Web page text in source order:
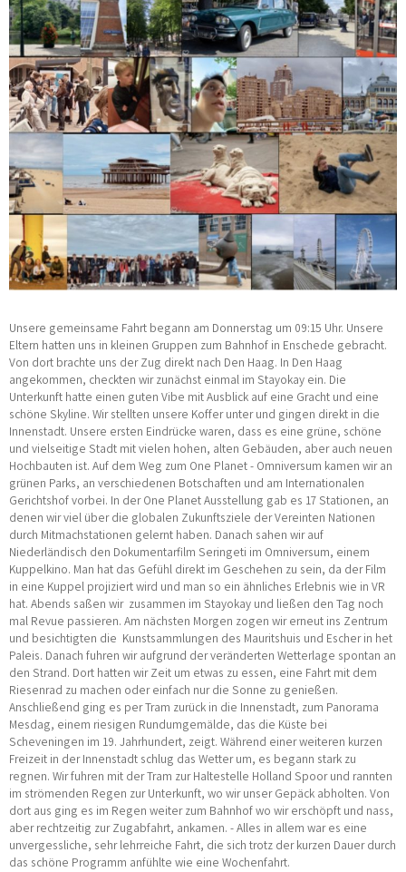
Unsere gemeinsame Fahrt begann am Donnerstag um 09:15 Uhr. Unsere
Eltern hatten uns in kleinen Gruppen zum Bahnhof in Enschede gebracht.
Von dort brachte uns der Zug direkt nach Den Haag. In Den Haag
angekommen, checkten wir zunächst einmal im Stayokay ein. Die
Unterkunft hatte einen guten Vibe mit Ausblick auf eine Gracht und eine
schöne Skyline. Wir stellten unsere Koffer unter und gingen direkt in die
Innenstadt. Unsere ersten Eindrücke waren, dass es eine grüne, schöne
und vielseitige Stadt mit vielen hohen, alten Gebäuden, aber auch neuen
Hochbauten ist. Auf dem Weg zum One Planet - Omniversum kamen wir an
grünen Parks, an verschiedenen Botschaften und am Internationalen
Gerichtshofvorbei. In derOne Planet Ausstellung gab es 17 Stationen, an
denen wir viel über die globalen Zukunftsziele der Vereinten Nationen
durch Mitmachstationen gelernt haben. Danach sahen wir auf
Niederländisch den Dokumentarfilm Seringeti im Omniversum, einem
Kuppelkino. Man hat das Gefühl direkt im Geschehen zu sein, da der Film
in eine Kuppel projiziert wird und man so ein ähnliches Erlebnis wie in VR
hat. Abends saßen wir zusammen im Stayokay und ließen den Tag noch
mal Revue passieren. Am nächsten Morgen zogen wir erneut ins Zentrum
und besichtigten die Kunstsammlungen des Mauritshuis und Escher in het
Paleis. Danach fuhren wir aufgrund der veränderten Wetterlage spontan an
den Strand. Dort hatten wir Zeit um etwas zu essen, eine Fahrt mit dem
Riesenrad zu machen oder einfach nur die Sonne zu genießen.
Anschließend ging es per Tram zurück in die Innenstadt, zum Panorama
Mesdag, einem riesigen Rundumgemälde, das die Küste bei
Scheveningen im 19. Jahrhundert, zeigt. Während einer weiteren kurzen
Freizeit in der Innenstadt schlug das Wetter um, es begann stark zu
regnen. Wir fuhren mit der Tram zur Haltestelle Holland Spoorund rannten
im strömenden Regen zur Unterkunft, wo wir unser Gepäck abholten. Von
dort aus ging es im Regen weiter zum Bahnhof wo wir erschöpft und nass,
aber rechtzeitig zur Zugabfahrt, ankamen. - Alles in allem war es eine
unvergessliche, sehr lehrreiche Fahrt, die sich trotz der kurzen Dauer durch
das schöne Programm anfühlte wie eine Wochenfahrt.